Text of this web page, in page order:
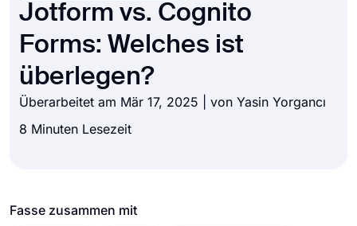
Ressourcen
Preise
Jotform vs. Cognito
Forms: Welches ist
überlegen?
Überarbeitet am Mär 17, 2025 | von Yasin Yorgancı
8 Minuten Lesezeit
Fasse zusammen mit